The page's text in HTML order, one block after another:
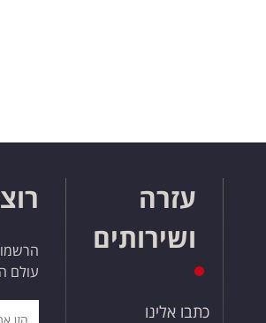
עזרה
ושירותים
כתבו אלינו
עולם